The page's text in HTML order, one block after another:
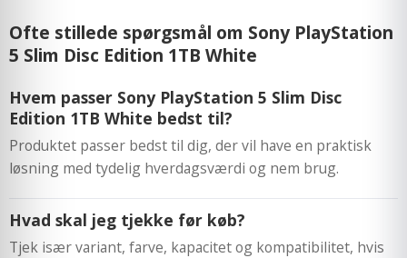
Ofte stillede spørgsmål om Sony PlayStation
5 Slim Disc Edition 1TB White
Hvem passer Sony PlayStation 5 Slim Disc
Edition 1TB White bedst til?
Produktet passer bedst til dig, der vil have en praktisk
løsning med tydelig hverdagsværdi og nem brug.
Hvad skal jeg tjekke før køb?
Tjek især variant, farve, kapacitet og kompatibilitet, hvis